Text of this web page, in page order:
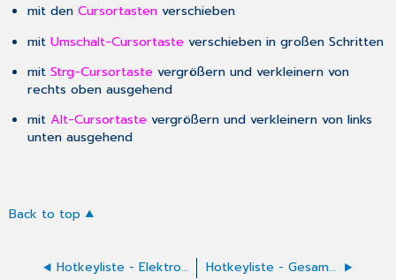
mit den Cursortastenverschieben
mit Umschalt-Cursortasteverschieben in großen Schritten
mit Strg-Cursortastevergrößern und verkleinern von
rechts oben ausgehend
mit Alt-Cursortastevergrößern und verkleinern von links
unten ausgehend
Back to top
Hotkeyliste - Elektronische Karteikarte Hotkeyliste - Gesamtuebersicht